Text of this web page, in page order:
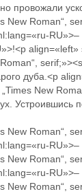
провожали
New Roman“,
дуба.<p
New
New Roman“,
New Roman“,
RU»>–
New Roman“,